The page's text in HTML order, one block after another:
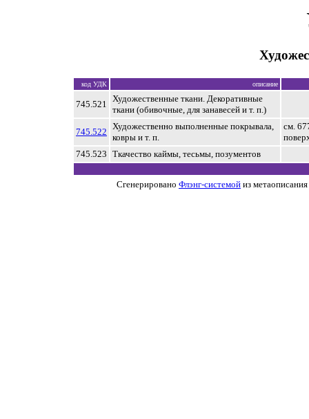
код УДК описание
745.521
Художественные ткани. Декоративные
ткани (обивочные, для занавесей и т. п.)
745.522
Художественно выполненные покрывала,
ковры и т. п.
см.
745.523 Ткачество каймы, тесьмы, позументов
Сгенерировано Флэнг-системой из